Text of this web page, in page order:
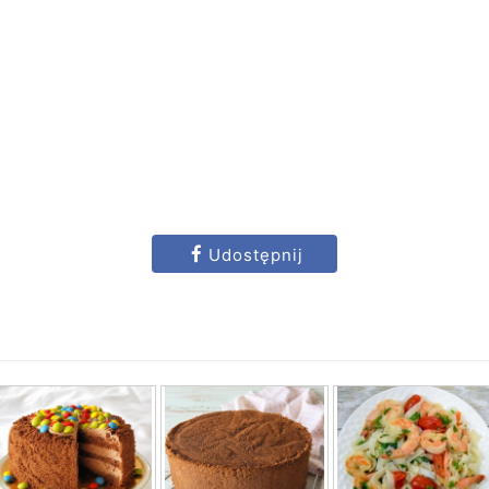
Udostępnij